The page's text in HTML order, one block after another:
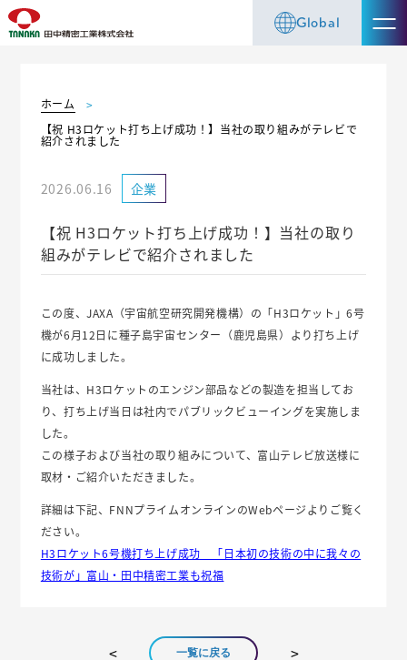
Global
ホーム
【祝 H3ロケット打ち上げ成功！】当社の取り組みがテレビで
紹介されました
2026.06.16 企業
【祝 H3ロケット打ち上げ成功！】当社の取り
組みがテレビで紹介されました
この度、JAXA（宇宙航空研究開発機構）の「H3ロケット」6号
機が6月12日に種子島宇宙センター（鹿児島県）より打ち上げ
に成功しました。
当社は、H3ロケットのエンジン部品などの製造を担当してお
り、打ち上げ当日は社内でパブリックビューイングを実施しま
した。
この様子および当社の取り組みについて、富山テレビ放送様に
取材・ご紹介いただきました。
詳細は下記、FNNプライムオンラインのWebページよりご覧く
ださい。
H3ロケット6号機打ち上げ成功 「日本初の技術の中に我々の
技術が」富山・田中精密工業も祝福
一覧に戻る